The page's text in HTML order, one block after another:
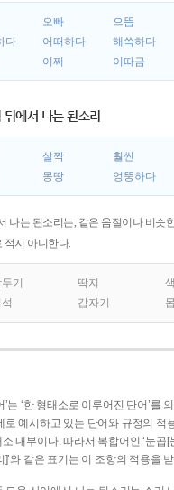
오빠 으뜸
다 어떠하다 해쓱하다
어찌 이따금
뒤에서 나는 된소리
살짝
훨씬
몽땅 엉뚱하다
나는 된소리는, 같은 음절이나 비슷
적지 아니한다.
기 딱지
갑자기
’는 ‘한 형태소로 이루어진 단어’를
로 예시하고 있는 단어와 규정의 적
내부이다. 따라서 복합어인 ‘눈곱[
]’와 같은 표기는 이 조항의 적용을